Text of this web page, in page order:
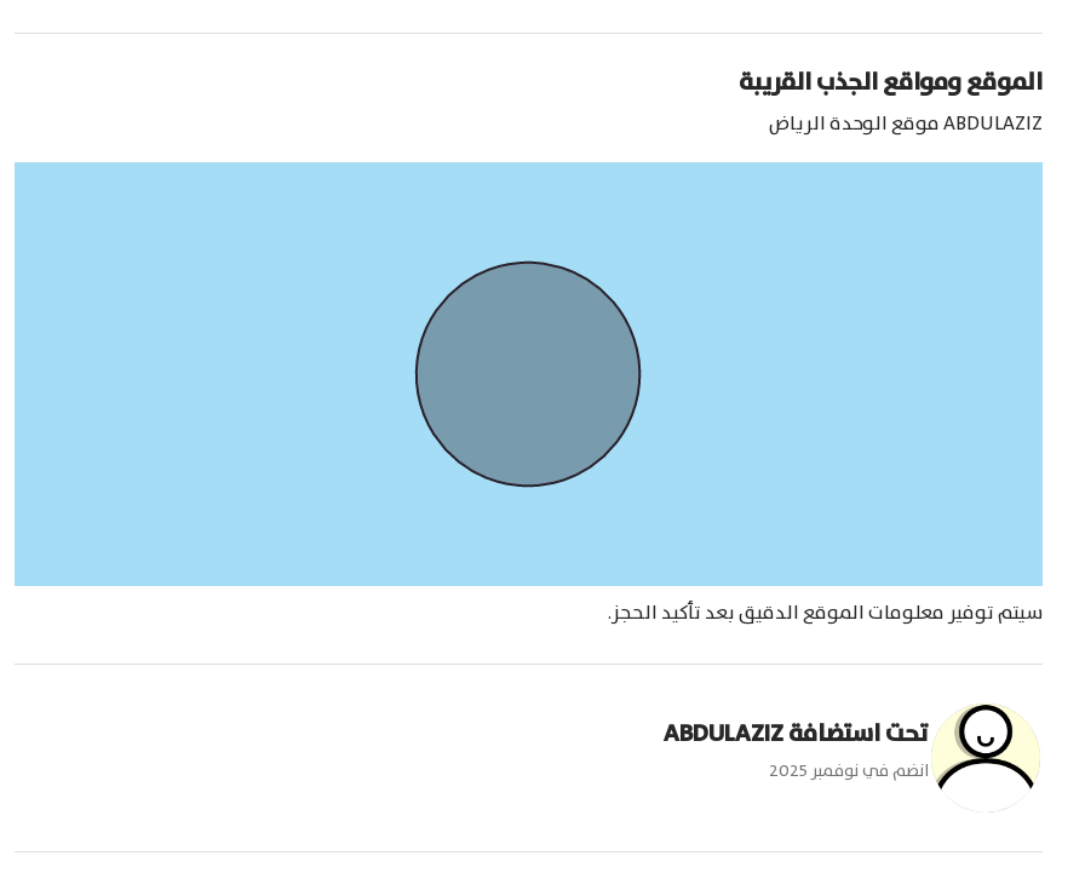
الموقع ومواقع الجذب القريبة
ABDULAZIZموقع الوحدةالرياض
سيتم توفير معلومات الموقع الدقيق بعد تأكيد الحجز.
تحت استضافةABDULAZIZ
انضم فينوفمبر 2025